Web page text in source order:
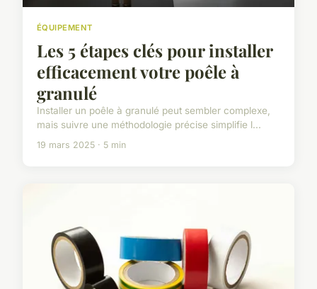
ÉQUIPEMENT
Les 5 étapes clés pour installer
efficacement votre poêle à
granulé
Installer un poêle à granulé peut sembler complexe,
mais suivre une méthodologie précise simplifie l...
19 mars 2025 · 5 min